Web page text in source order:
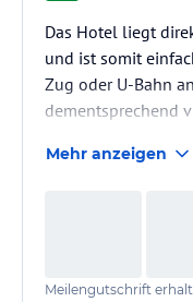
Das Hotel liegt
und ist somit
Zug oder U-Bahn
dementsprechend
umständlich, da
Mehr anzeigen
Meilengutschrift